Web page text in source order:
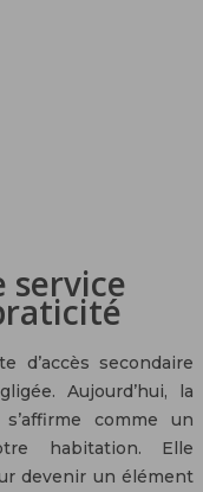
service
Aujourd’hui, la
comme un
habitation. Elle
devenir un élément